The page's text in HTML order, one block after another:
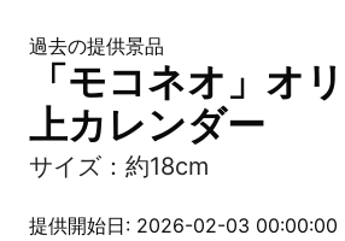
過去の提供景品
「モコネオ」オ
上カレンダー
サイズ：約18cm
提供開始日: 2026-02-03 00:00:00